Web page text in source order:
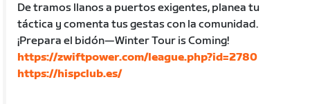
De tramos llanos a puertos exigentes, planea tu
táctica y comenta tus gestas con la comunidad.
¡Prepara el bidón—Winter Tour is Coming!
https://zwiftpower.com/league.php?id=2780
https://hispclub.es/